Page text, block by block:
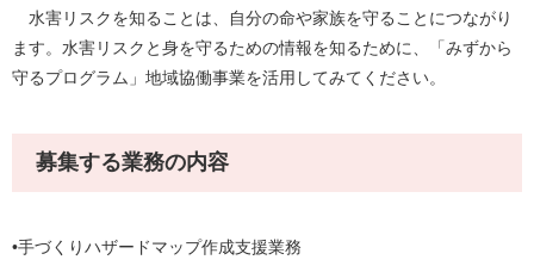
水害リスクを知ることは、自分の命や家族を守ることにつながり
ます。水害リスクと身を守るための情報を知るために、「みずから
守るプログラム」地域協働事業を活用してみてください。
募集する業務の内容
•手づくりハザードマップ作成支援業務